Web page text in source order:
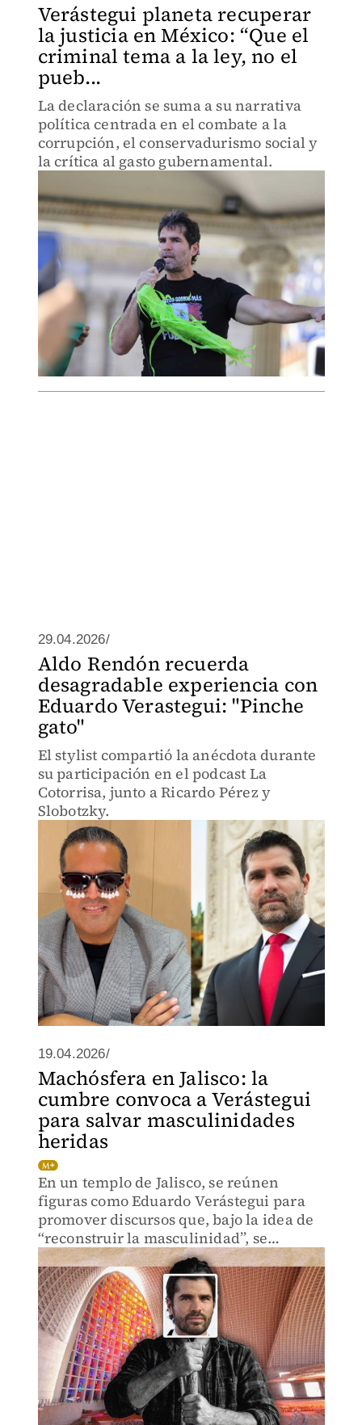
Verástegui planeta recuperar
la justicia en México: “Que el
criminal tema a la ley, no el
pueb...
La declaración se suma a su narrativa
política centrada en el combate a la
corrupción, el conservadurismo social y
la crítica al gasto gubernamental.
29.04.2026/
Aldo Rendón recuerda
desagradable experiencia con
Eduardo Verastegui: "Pinche
gato"
El stylist compartió la anécdota durante
su participación en el podcast La
Cotorrisa, junto a Ricardo Pérez y
Slobotzky.
19.04.2026/
Machósfera en Jalisco: la
cumbre convoca a Verástegui
para salvar masculinidades
heridas
En un templo de Jalisco, se reúnen
figuras como Eduardo Verástegui para
promover discursos que, bajo la idea de
“reconstruir la masculinidad”, se
vinculan con odio y violencia de género.